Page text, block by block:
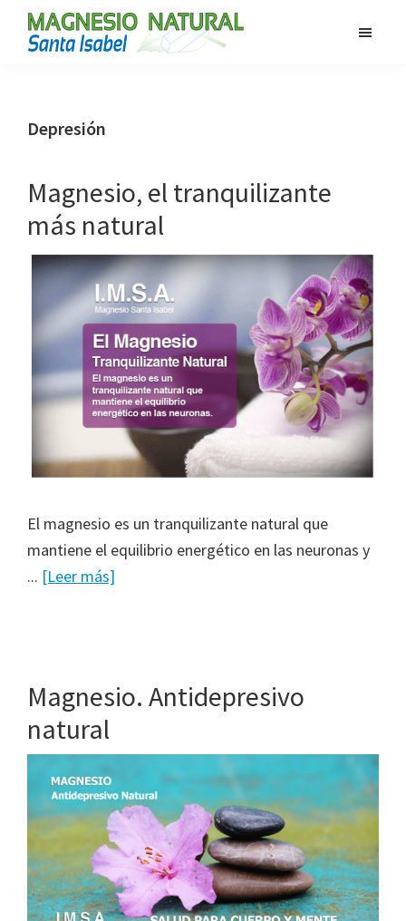
Saltar
Saltar
páginaNatural
Depresión
Magnesio, el tranquilizante
más natural
El magnesio es un tranquilizante natural que
mantiene el equilibrio energético en las neuronas y
... [Leer más]
Magnesio. Antidepresivo
natural